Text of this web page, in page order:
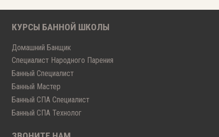
КУРСЫ БАННОЙ ШКОЛЫ
Домашний Банщик
Специалист Народного Парения
Банный Специалист
Банный Мастер
Банный СПА Специалист
Банный СПА Технолог